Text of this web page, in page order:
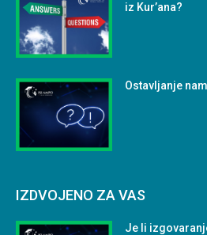
iz Kur’ana?
Ostavljanje
IZDVOJENO ZA VAS
Je li